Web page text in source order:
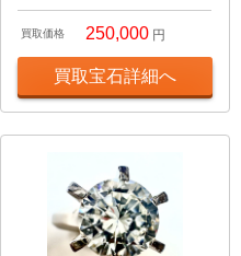
買取価格 250,000 円
買取宝石詳細へ